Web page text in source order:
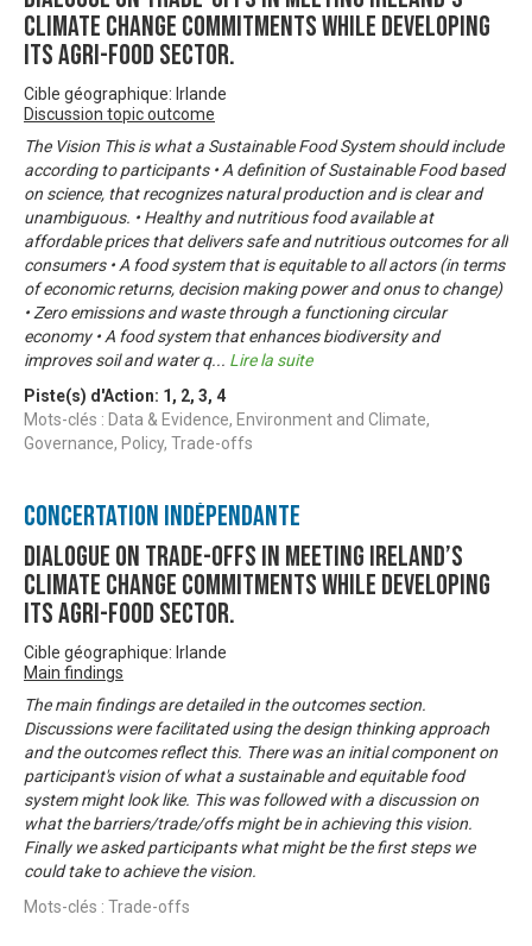
climate change commitments while developing
its agri-food sector.
Cible géographique: Irlande
Discussion topic outcome
The Vision This is what a Sustainable Food System should include
according to participants • A definition of Sustainable Food based
on science, that recognizes natural production and is clear and
unambiguous. • Healthy and nutritious food available at
affordable prices that delivers safe and nutritious outcomes for all
consumers • A food system that is equitable to all actors (in terms
of economic returns, decision making power and onus to change)
• Zero emissions and waste through a functioning circular
economy • A food system that enhances biodiversity and
improves soil and water q... Lire la suite
Piste(s) d'Action: 1 , 2, 3, 4
Mots-clés : Data & Evidence, Environment and Climate,
Governance, Policy, Trade-offs
Concertation Indépendante
Dialogue on trade-offs in meeting Ireland’s
climate change commitments while developing
its agri-food sector.
Cible géographique: Irlande
Main findings
The main findings are detailed in the outcomes section.
Discussions were facilitated using the design thinking approach
and the outcomes reflect this. There was an initial component on
participant's vision of what a sustainable and equitable food
system might look like. This was followed with a discussion on
what the barriers/trade/offs might be in achieving this vision.
Finally we asked participants what might be the first steps we
could take to achieve the vision.
Mots-clés : Trade-offs